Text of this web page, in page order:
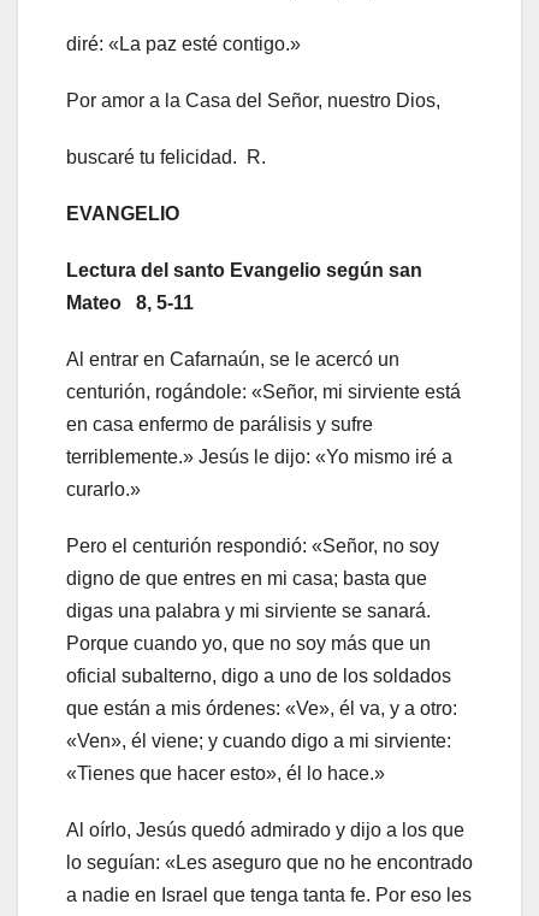
diré: «La paz esté contigo.»
Por amor a la Casa del Señor, nuestro Dios,
buscaré tu felicidad. R.
EVANGELIO
Lectura del santo Evangelio según san
Mateo 8, 5-11
Al entrar en Cafarnaún, se le acercó un
centurión, rogándole: «Señor, mi sirviente está
en casa enfermo de parálisis y sufre
terriblemente.» Jesús le dijo: «Yo mismo iré a
curarlo.»
Pero el centurión respondió: «Señor, no soy
digno de que entres en mi casa; basta que
digas una palabra y mi sirviente se sanará.
Porque cuando yo, que no soy más que un
oficial subalterno, digo a uno de los soldados
que están a mis órdenes: «Ve», él va, y a otro:
«Ven», él viene; y cuando digo a mi sirviente:
«Tienes que hacer esto», él lo hace.»
Al oírlo, Jesús quedó admirado y dijo a los que
lo seguían: «Les aseguro que no he encontrado
a nadie en Israel que tenga tanta fe. Por eso les